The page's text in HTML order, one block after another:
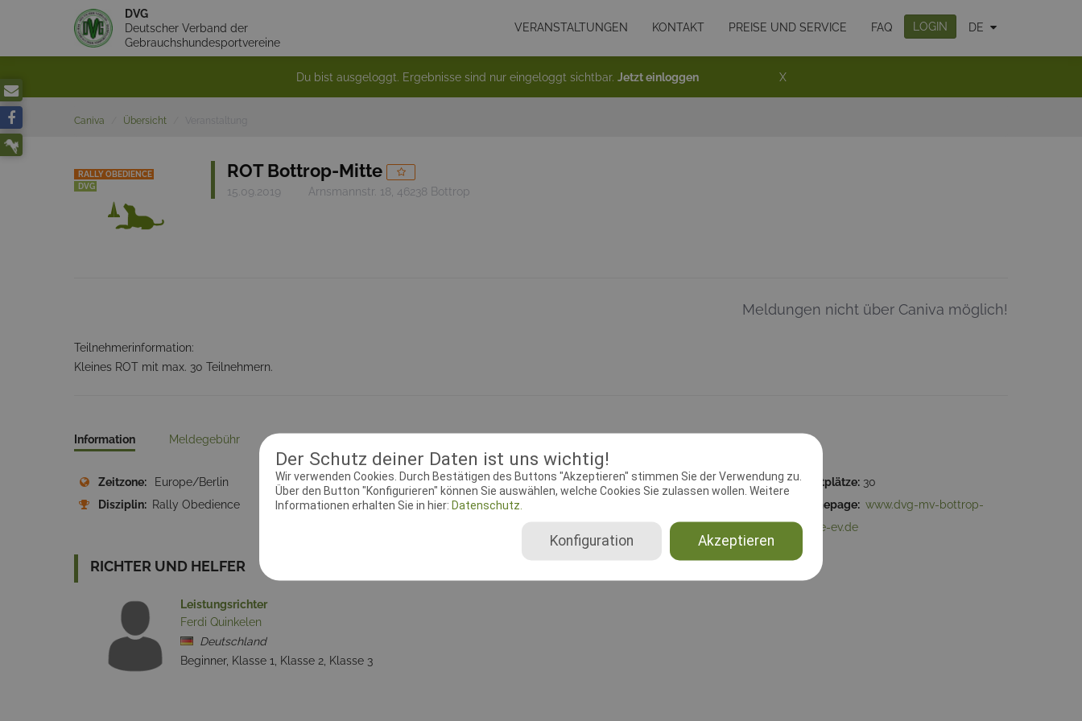
Der Schutz deiner Daten ist uns wichtig!
Wir verwenden Cookies. Durch Bestätigen des Buttons "Akzeptieren" stimmen Sie der Verwendung zu.
Über den Button "Konfigurieren" können Sie auswählen, welche Cookies Sie zulassen wollen. Weitere
Informationen erhalten Sie in hier: Datenschutz.
Akzeptieren
Konfiguration
DVG
Deutscher Verband der
Gebrauchshundesportvereine
VERANSTALTUNGEN KONTAKT PREISE UND SERVICE FAQ LOGIN DE
Du bist ausgeloggt. Ergebnisse sind nur eingeloggt sichtbar. Jetzt einloggen X
Caniva Übersicht
RALLY OBEDIENCE
DVG
ROT Bottrop-Mitte
15.09.2019 Arnsmannstr. 18, 46238 Bottrop
Meldungen nicht über Caniva möglich!
Teilnehmerinformation:
Kleines ROT mit max. 30 Teilnehmern.
Information Meldegebühr
Zeitzone: Europe/Berlin Meldebeginn: 01.08.2019 00:00:00 Meldeschluss:31.08.2019 23:59:59 Startplätze: 30
Disziplin: Rally Obedience Ausrichtender Verein: Bottrop-Mitte,
Homepage: www.dvg-mv-bottrop-
mitte-ev.de
RICHTER UND HELFER
Leistungsrichter
Ferdi Quinkelen
Deutschland
Beginner, Klasse 1, Klasse 2, Klasse 3